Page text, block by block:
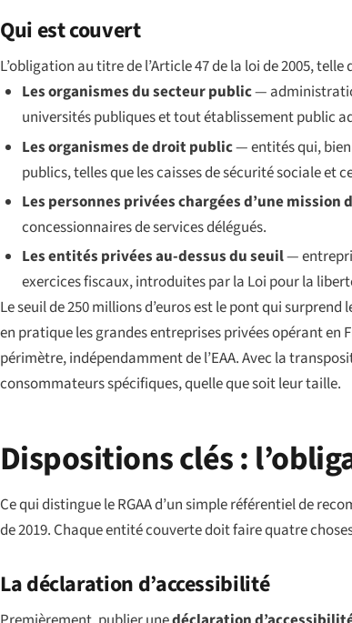
Qui est couvert
L’obligation au titre de l’Article 47 de la loi de 2005,
Les organismes du secteur public—
universités publiques et tout établissement public
Les organismes de droit public— entités qui, bien
publics, telles que les caisses de sécurité sociale et
Les personnes privées chargées d’une mission
concessionnaires de services délégués.
Les entités privées au-dessus du seuil—
exercices fiscaux, introduites par la Loi pour la
Le seuil de 250 millions d’euros est le pont qui
en pratique les grandes entreprises privées opérant
périmètre, indépendamment de l’EAA. Avec la
consommateurs spécifiques, quelle que soit leur taille.
Dispositions clés :
Ce qui distingue le RGAA d’un simple référentiel de
de 2019. Chaque entité couverte doit faire quatre
La déclaration d’accessibilité